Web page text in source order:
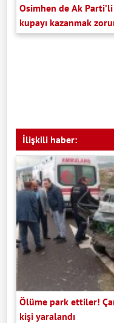
Osimhen de Ak
kupayı kazanmak
İlişkili haber:
Ölüme park ettiler!
kişi yaralandı